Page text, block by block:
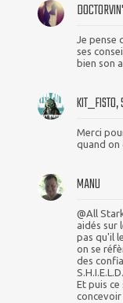
Je pense
ses
bien son
KIT_FISTO,
Merci
quand on
MANU
@All
aidés sur
pas qu'il
on se
des
S.H.I.E.L.D.
Et puis